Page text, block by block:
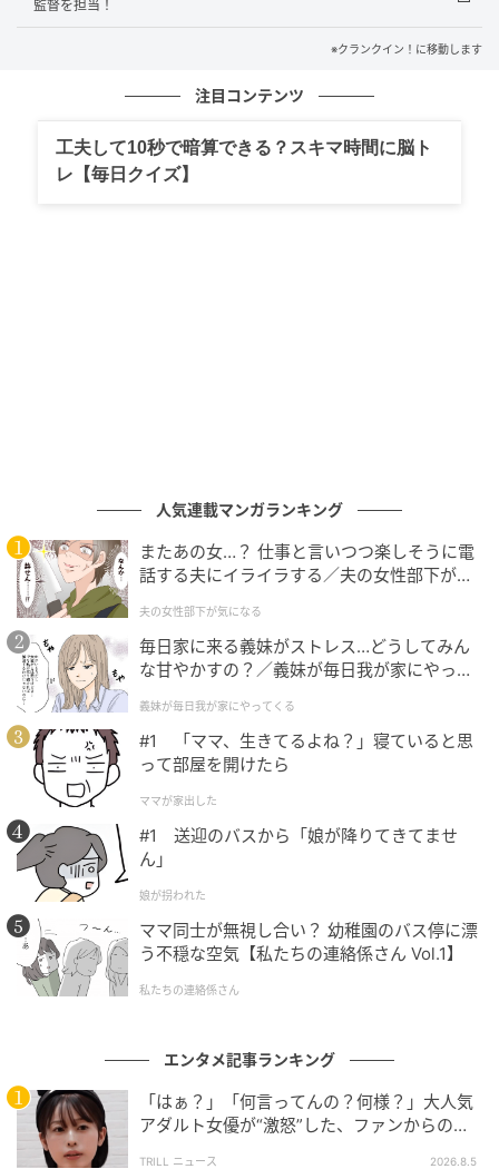
を抱き寄せ頭に手を添えるカットまで、二人の距離が
少しずつ縮まっていくロマンティックな軌跡が映し出
されている。
しかし、楽しそうなバカンスの日々の裏には、楽しく
も悲しい、ある出来事が待ち受けていて…。織姫と彦
も違う国へ来て、しかも日本語のセリフを言いながら
お芝居をするというのは、めちゃくちゃ大変なことだ
と思うんです。演じる上でもすごくたくさん意見を出
してくださるので、私自身も色々と話し合いながら作
品を作れた部分が大きかったなと感じています」とコ
メント。
チェ・ジョンヒョプは「とても明るく、前向きなエネ
ルギーにあふれている方だと思いました。初めてお会
いした瞬間から、今回のキャラクター（星野緑）にぴ
ったりで驚いたほどです！ 環奈さんのさっぱりとして
いて気取らない性格のおかげで、僕自身もリラックス
して演技に集中することができました」と話してい
る。
ABEMAオリジナルドラマ『バカンスの法則』は、
ABEMAにて7月27日より毎週月曜・水曜・金曜各20時
より毎週金曜に3話ずつ配信。
【七夕特別企画】『バカンスの法則』橋本環奈×チェ・
ジョンヒョプのペアインタビューは以下の通り。
監督を担当！
※クランクイン！に移動します
注目コンテンツ
工夫して10秒で暗算できる？スキマ時間に脳ト
レ【毎日クイズ】
人気連載マンガランキング
またあの女…？ 仕事と言いつつ楽しそうに電
話する夫にイライラする／夫の女性部下が気
夫の女性部下が気になる
毎日家に来る義妹がストレス…どうしてみん
な甘やかすの？／義妹が毎日我が家にやって
が】
義妹が毎日我が家にやってくる
#1 「ママ、生きてるよね？」寝ていると思
って部屋を開けたら
ママが家出した
#1 送迎のバスから「娘が降りてきてませ
ん」
娘が拐われた
ママ同士が無視し合い？ 幼稚園のバス停に漂
う不穏な空気【私たちの連絡係さん Vol.1】
私たちの連絡係さん
エンタメ記事ランキング
「はぁ？」「何言ってんの？何様？」大人気
アダルト女優が“激怒”した、ファンからの
TRILL ニュース 2026.8.5